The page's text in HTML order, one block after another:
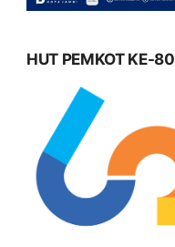
HUT PEMKOT KE-80